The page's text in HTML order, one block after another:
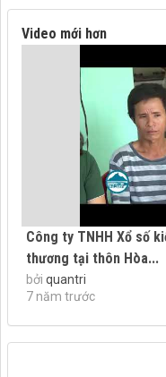
Video mới hơn
Công ty TNHH Xổ số
thương tại thôn Hòa...
bởi quantri
7 năm trước